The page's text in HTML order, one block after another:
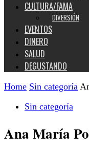
CULTURA/FAMA
DIVERSIÓN
EVENTOS
DINERO
SALUD
DEGUSTANDO
Home Sin categoría
Sin categoría
Ana María